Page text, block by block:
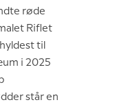
røde
Riflet
til
i 2025
står en